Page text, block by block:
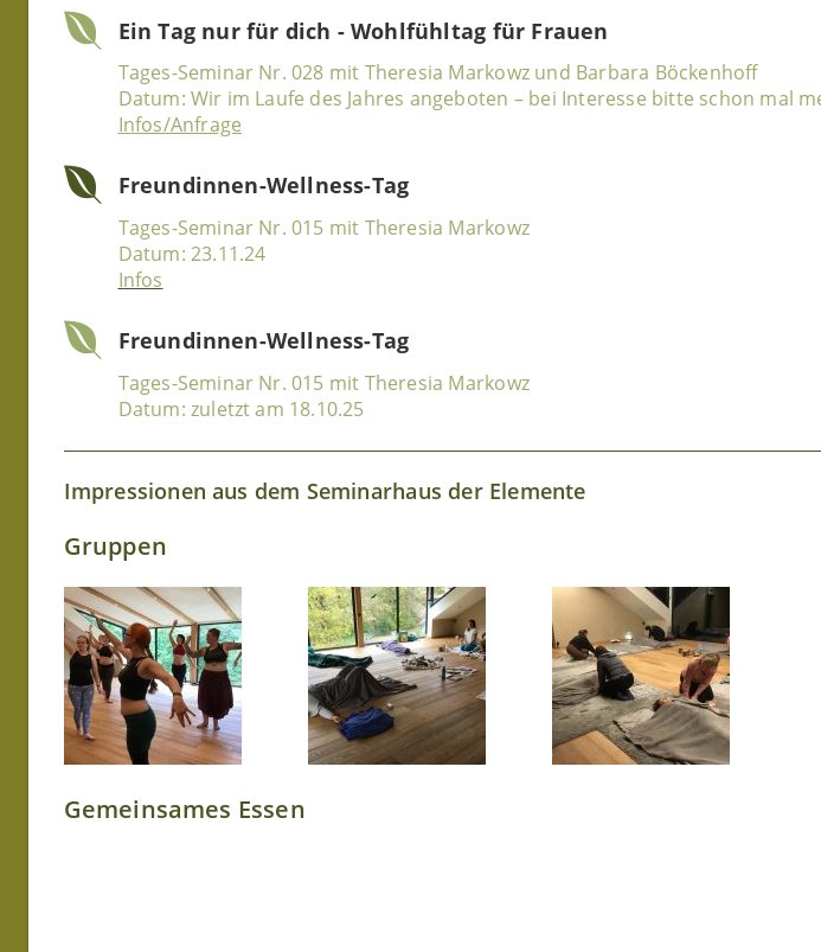
Ein Tag nur für dich - Wohlfühltag für Frauen
Tages-Seminar Nr. 028 mit Theresia Markowz und Barbara Böckenhoff
Datum: Wir im Laufe des Jahres angeboten – bei Interesse bitte schon mal
Infos/Anfrage
Freundinnen-Wellness-Tag
Tages-Seminar Nr. 015 mit Theresia Markowz
Datum: 23.11.24
Infos
Freundinnen-Wellness-Tag
Tages-Seminar Nr. 015 mit Theresia Markowz
Datum: zuletzt am 18.10.25
Impressionen aus dem Seminarhaus der Elemente
Gruppen
Gemeinsames Essen